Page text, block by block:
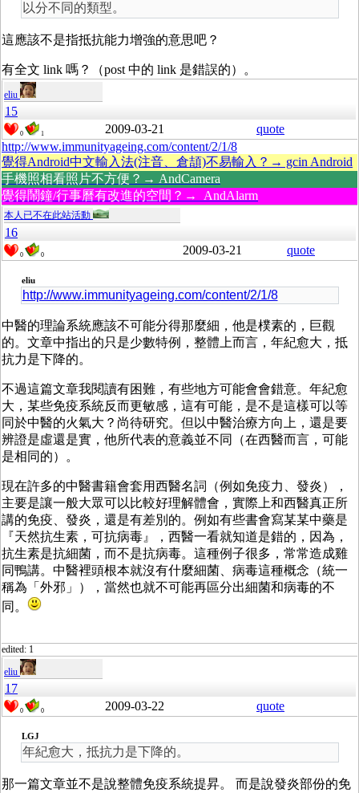
以分不同的類型。
這應該不是指抵抗能力增強的意思吧？
有全文 link 嗎？（post 中的 link 是錯誤的）。
eliu
15
0 1 2009-03-21
quote
http://www.immunityageing.com/content/2/1/8
覺得Android中文輸入法(注音、倉頡)不易輸入？→ gcin Android
手機照相看照片不方便？→ AndCamera
覺得鬧鐘/行事曆有改進的空間？→ AndAlarm
本人已不在此站活動
16
0 0 2009-03-21 quote
eliu
http://www.immunityageing.com/content/2/1/8
中醫的理論系統應該不可能分得那麼細，他是樸素的，巨觀
的。文章中指出的只是少數特例，整體上而言，年紀愈大，抵
抗力是下降的。
不過這篇文章我閱讀有困難，有些地方可能會會錯意。年紀愈
大，某些免疫系統反而更敏感，這有可能，是不是這樣可以等
同於中醫的火氣大？尚待研究。但以中醫治療方向上，還是要
辨證是虛還是實，他所代表的意義並不同（在西醫而言，可能
是相同的）。
現在許多的中醫書籍會套用西醫名詞（例如免疫力、發炎），
主要是讓一般大眾可以比較好理解體會，實際上和西醫真正所
講的免疫、發炎，還是有差別的。例如有些書會寫某某中藥是
『天然抗生素，可抗病毒』，西醫一看就知道是錯的，因為，
抗生素是抗細菌，而不是抗病毒。這種例子很多，常常造成雞
同鴨講。中醫裡頭根本就沒有什麼細菌、病毒這種概念（統一
稱為「外邪」），當然也就不可能再區分出細菌和病毒的不
同。
edited: 1
eliu
17
0 0 2009-03-22 quote
LGJ
年紀愈大，抵抗力是下降的。
那一篇文章並不是說整體免疫系統提昇。 而是說發炎部份的免